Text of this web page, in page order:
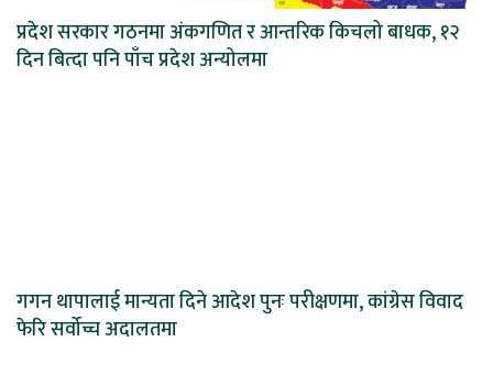
प्रदेश सरकार गठनमा अंकगणित र आन्तरिक किचलो बाधक, १२
दिन बित्दा पनि पाँच प्रदेश अन्योलमा
गगन थापालाई मान्यता दिने आदेश पुनः परीक्षणमा, कांग्रेस विवाद
फेरि सर्वोच्च अदालतमा